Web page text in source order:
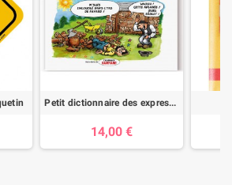
Petit dictionnaire des expressions savoyardes
14,00 €